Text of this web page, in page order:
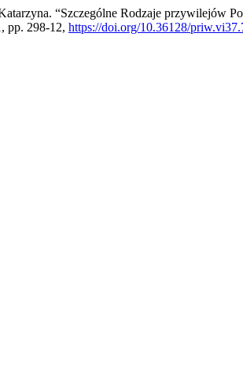
“Szczególne Rodzaje przywilejów
pp. 298-12, https://doi.org/10.36128/